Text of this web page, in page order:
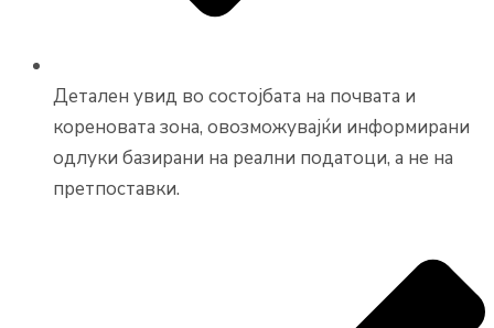
Детален увид во состојбата на почвата и
кореновата зона, овозможувајќи информирани
одлуки базирани на реални податоци, а не на
претпоставки.